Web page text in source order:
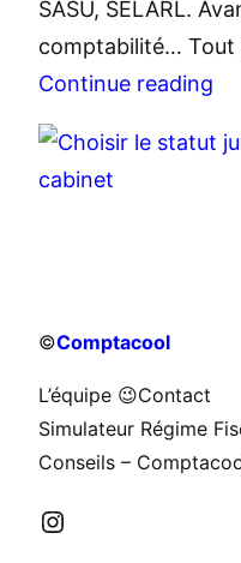
SASU, SELARL.
comptabilité… Tout
Continue reading
©Comptacool
L’équipe 😉Contact
Simulateur Régime
Conseils –
Instagram